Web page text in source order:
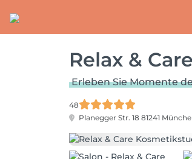
Relax &
Erleben Sie Momente
48
Planegger Str. 18 81241